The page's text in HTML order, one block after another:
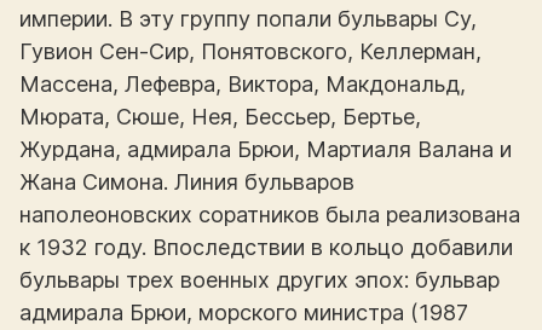
империи. В эту группу попали бульвары Су,
Гувион Сен-Сир, Понятовского, Келлерман,
Массена, Лефевра, Виктора, Макдональд,
Мюрата, Сюше, Нея, Бессьер, Бертье,
Журдана, адмирала Брюи, Мартиаля Валана и
Жана Симона. Линия бульваров
наполеоновских соратников была реализована
к 1932 году. Впоследствии в кольцо добавили
бульвары трех военных других эпох: бульвар
адмирала Брюи, морского министра (1987